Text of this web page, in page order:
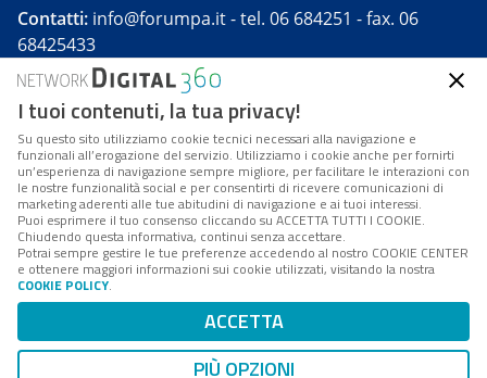
Contatti: info@forumpa.it- tel. 06 684251 - fax. 06
68425433
Forumpa.itè una pubblicazione telematica iscritta
presso Registro della stampa del Tribunale di Roma -
Reg. n. 182 del 2 maggio 2008 - Direttore resp. Michela
Stentella
FPA s.r.l. è società soggetta a Direzione e
Coordinamento da parte di Digital360 S.p.A. - FPA s.r.l.
è un'azienda certificata per il sistema di management
Codice Fiscale/Partita IVA n. 10693191008 - R.E.A. Roma
n. 1249791. ISP AWS
Mappa del sito
I tuoi contenuti, la tua privacy!
Su questo sito utilizziamo cookie tecnici necessari alla navigazione e
funzionali all’erogazione del servizio. Utilizziamo i cookie anche per fornirti
un’esperienza di navigazione sempre migliore, per facilitare le interazioni con
le nostre funzionalità social e per consentirti di ricevere comunicazioni di
marketing aderenti alle tue abitudini di navigazione e ai tuoi interessi.
Puoi esprimere il tuo consenso cliccando su ACCETTA TUTTI I COOKIE.
Chiudendo questa informativa, continui senza accettare.
Potrai sempre gestire le tue preferenze accedendo al nostro COOKIE CENTER
e ottenere maggiori informazioni sui cookie utilizzati, visitando la nostra
COOKIE POLICY.
ACCETTA
PIÙ OPZIONI